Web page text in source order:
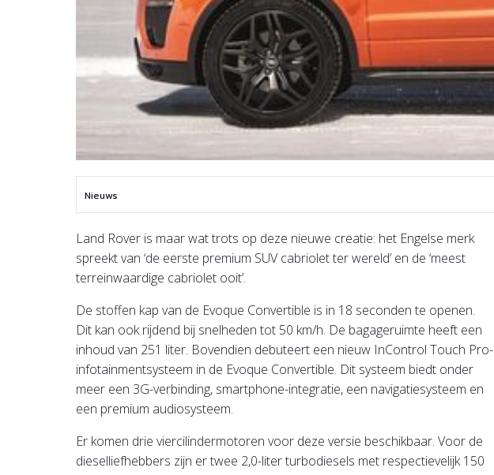
Nieuws
Land Rover is maar wat trots op deze nieuwe creatie: het Engelse merk
spreekt van ‘de eerste premium SUV cabriolet ter wereld’ en de ‘meest
terreinwaardige cabriolet ooit’.
De stoffen kap van de Evoque Convertible is in 18 seconden te openen.
Dit kan ook rijdend bij snelheden tot 50 km/h. De bagageruimte heeft een
inhoud van 251 liter. Bovendien debuteert een nieuw InControl Touch Pro-
infotainmentsysteem in de Evoque Convertible. Dit systeem biedt onder
meer een 3G-verbinding, smartphone-integratie, een navigatiesysteem en
een premium audiosysteem.
Er komen drie viercilindermotoren voor deze versie beschikbaar. Voor de
dieselliefhebbers zijn er twee 2,0-liter turbodiesels met respectievelijk 150